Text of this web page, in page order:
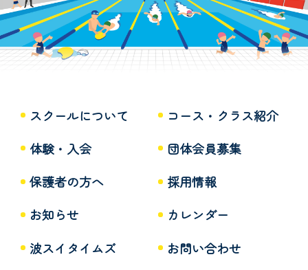
スクールについて
コース・クラス紹介
体験・入会
団体会員募集
保護者の方へ
採用情報
お知らせ
カレンダー
波スイタイムズ
お問い合わせ